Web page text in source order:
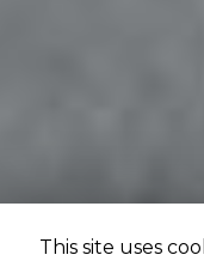
This site uses